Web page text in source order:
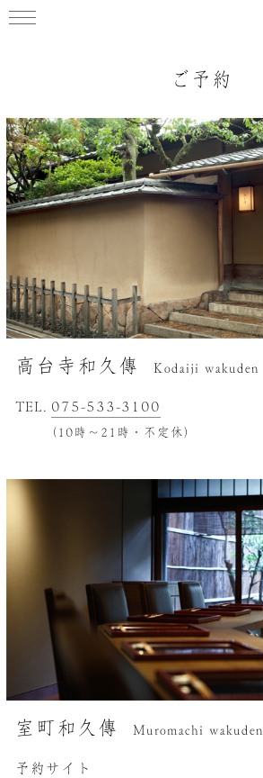
ご予約
高台寺和久傳 Kodaiji wakuden
TEL. 075-533-3100
（10時～21時・不定休）
室町和久傳 Muromachi wakuden
予約サイト